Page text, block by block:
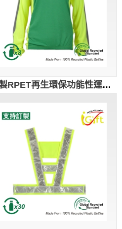
[訂製RPET再生環保功能性運動衫]｜綠色拼接螢光黃色長袖運動衫｜高領拉鍊設計｜GRS認證環保回收紗｜可持續發展｜吸濕排汗性能｜W228